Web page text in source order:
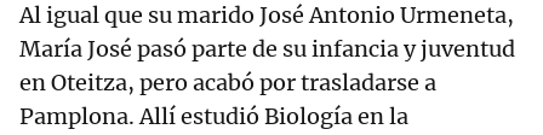
Al igual que su marido José Antonio Urmeneta,
María José pasó parte de su infancia y juventud
en Oteitza, pero acabó por trasladarse a
Pamplona. Allí estudió Biología en la